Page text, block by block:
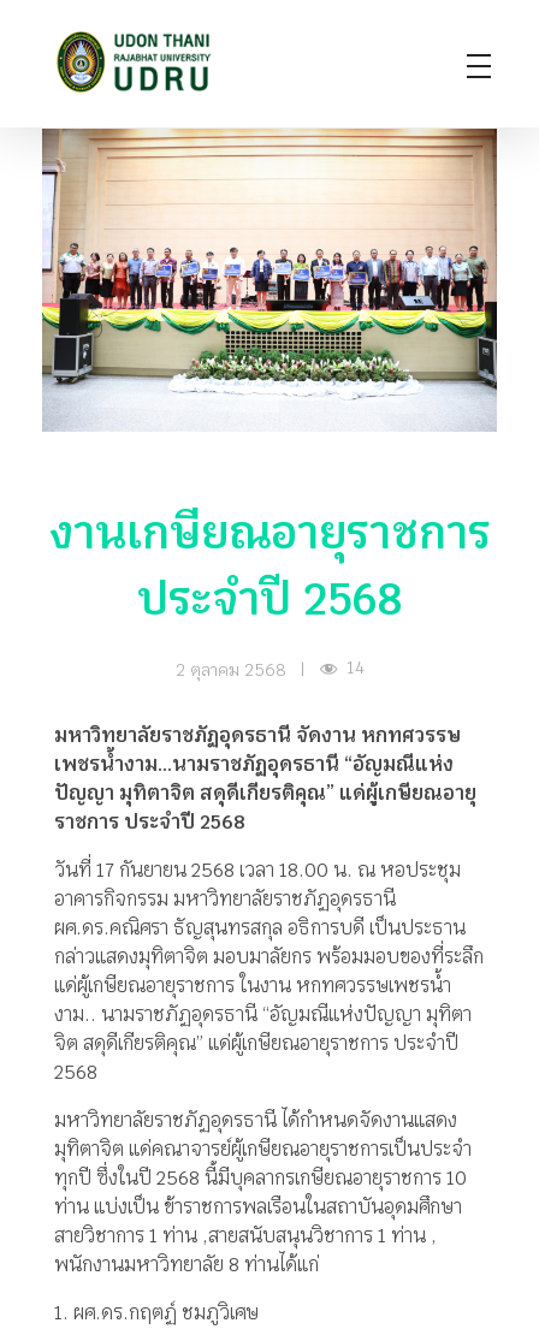
งานเกษียณอายุราชการ
ประจำปี 2568
2 ตุลาคม 2568 | 14
มหาวิทยาลัยราชภัฏอุดรธานี จัดงาน หกทศวรรษ
เพชรน้ำงาม…นามราชภัฏอุดรธานี “อัญมณีแห่ง
ปัญญา มุทิตาจิต สดุดีเกียรติคุณ” แด่ผู้เกษียณอายุ
ราชการ ประจำปี 2568
วันที่ 17 กันยายน 2568 เวลา 18.00 น. ณ หอประชุม
อาคารกิจกรรม มหาวิทยาลัยราชภัฏอุดรธานี
ผศ.ดร.คณิศรา ธัญสุนทรสกุล อธิการบดี เป็นประธาน
กล่าวแสดงมุทิตาจิต มอบมาลัยกร พร้อมมอบของที่ระลึก
แด่ผู้เกษียณอายุราชการ ในงาน หกทศวรรษเพชรน้ำ
งาม.. นามราชภัฏอุดรธานี “อัญมณีแห่งปัญญา มุทิตา
จิต สดุดีเกียรติคุณ” แด่ผู้เกษียณอายุราชการ ประจำปี
2568
มหาวิทยาลัยราชภัฏอุดรธานี ได้กำหนดจัดงานแสดง
มุทิตาจิต แด่คณาจารย์ผู้เกษียณอายุราชการเป็นประจำ
ทุกปี ซึ่งในปี 2568 นี้มีบุคลากรเกษียณอายุราชการ 10
ท่าน แบ่งเป็น ข้าราชการพลเรือนในสถาบันอุดมศึกษา
สายวิชาการ 1 ท่าน ,สายสนับสนุนวิชาการ 1 ท่าน ,
พนักงานมหาวิทยาลัย 8 ท่านได้แก่
1. ผศ.ดร.กฤตฏ์ ชมภูวิเศษ